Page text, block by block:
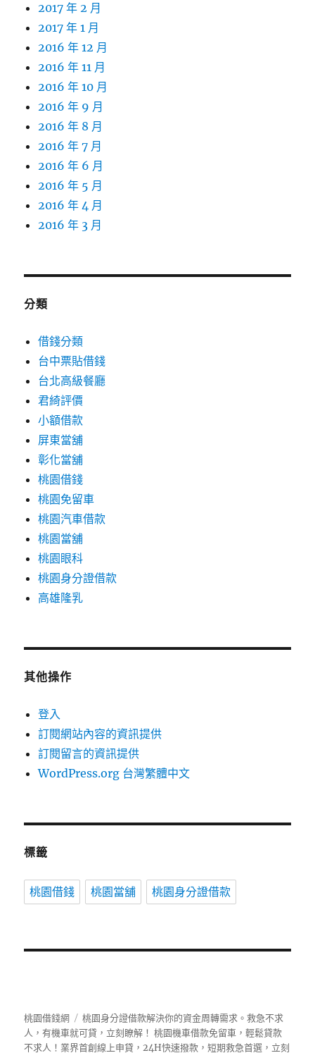
2017 年 2 月
2017 年 1 月
2016 年 12 月
2016 年 11 月
2016 年 10 月
2016 年 9 月
2016 年 8 月
2016 年 7 月
2016 年 6 月
2016 年 5 月
2016 年 4 月
2016 年 3 月
分類
借錢分類
台中票貼借錢
台北高級餐廳
君綺評價
小額借款
屏東當舖
彰化當舖
桃園借錢
桃園免留車
桃園汽車借款
桃園當舖
桃園眼科
桃園身分證借款
高雄隆乳
其他操作
登入
訂閱網站內容的資訊提供
訂閱留言的資訊提供
WordPress.org 台灣繁體中文
標籤
桃園借錢 桃園當舖 桃園身分證借款
桃園借錢網
桃園身分證借款解決你的資金周轉需求。救急不求
人，有機車就可貸，立刻瞭解！ 桃園機車借款免留車，輕鬆貸款
不求人！業界首創線上申貸，24H快速撥款，短期救急首選，立刻